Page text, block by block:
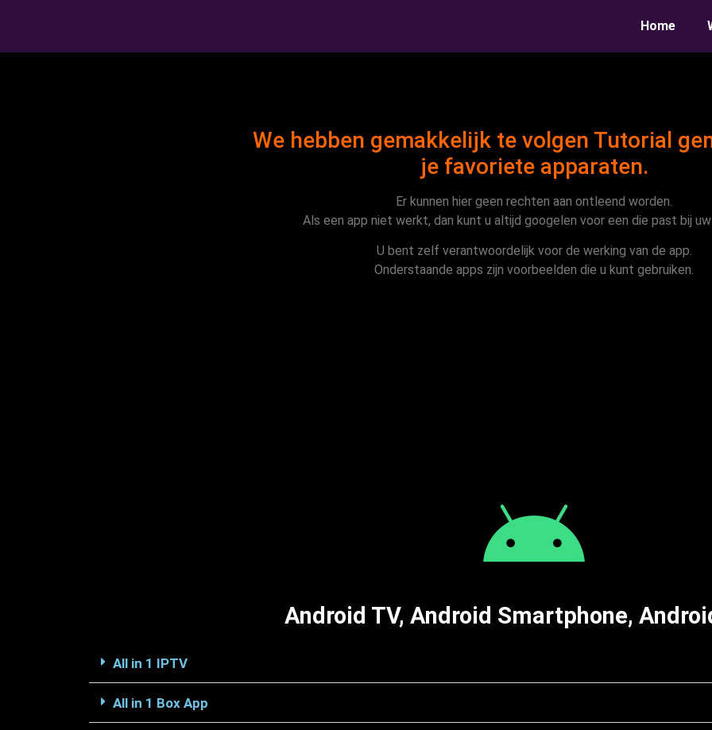
Home
We hebben gemakkelijk te volgen Tutorial
je favoriete apparaten.
Er kunnen hier geen rechten aan ontleend worden.
Als een app niet werkt, dan kunt u altijd googelen voor een die past bij
U bent zelf verantwoordelijk voor de werking van de app.
Onderstaande apps zijn voorbeelden die u kunt gebruiken.
Android TV, Android Smartphone,
All in 1 IPTV
All in 1 Box App